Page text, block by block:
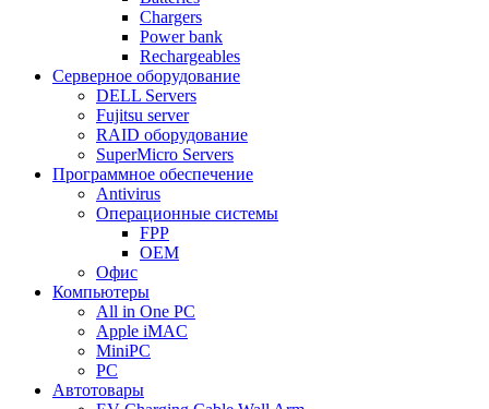
Chargers
Power bank
Rechargeables
Серверное оборудование
DELL Servers
Fujitsu server
RAID оборудование
SuperMicro Servers
Программное обеспечение
Antivirus
Операционные системы
FPP
OEM
Офис
Компьютеры
All in One PC
Apple iMAC
MiniPC
PC
Автотовары